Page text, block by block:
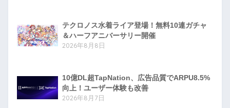
テクロノス水着ライア登場！無料10連ガチャ
＆ハーフアニバーサリー開催
2026年8月8日
10億DL超TapNation、広告品質でARPU8.5%
向上！ユーザー体験も改善
2026年8月7日